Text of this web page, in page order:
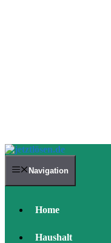
Navigation
Home
Haushalt